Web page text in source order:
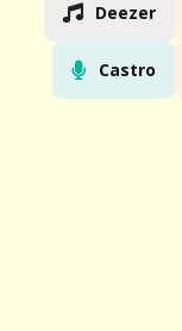
Deezer
Castro